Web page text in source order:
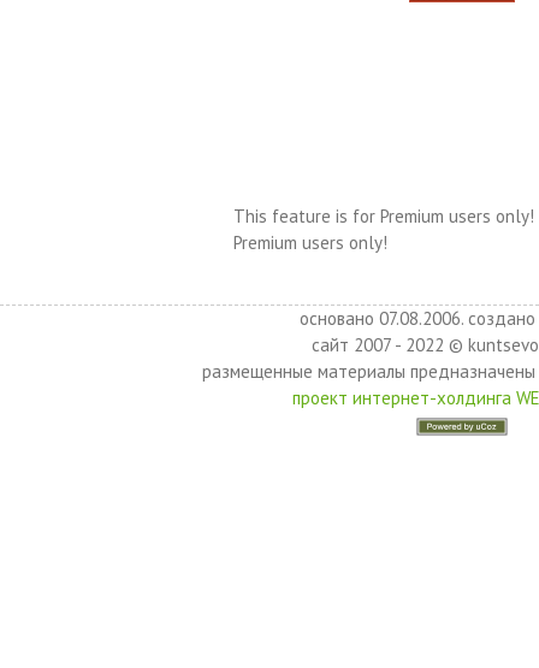
This feature is for Premium users only!
Premium users only!
основано 07.08.2006.
сайт 2007 - 2022 ©
размещенные материалы
проект интернет-холдинга